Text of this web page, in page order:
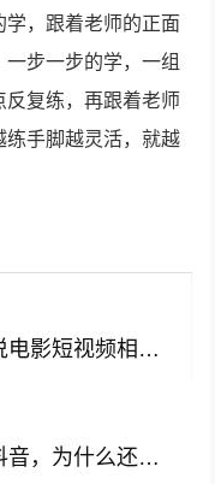
，跟着老师的正面
步一步的学，一组
复练，再跟着老师
练手脚越灵活，就越
电影简介短视频 :看电影和看说电影短视频相比哪一个更有意义？
的小视频 :字节跳动既然有了抖音，为什么还要开发火山小视频，它俩不冲突矛盾吗？